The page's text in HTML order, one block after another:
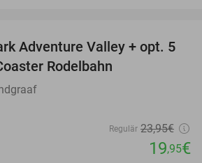
17%
Adventure Valley + opt. 5
Rodelbahn
Regulär 23,95€
19,95€